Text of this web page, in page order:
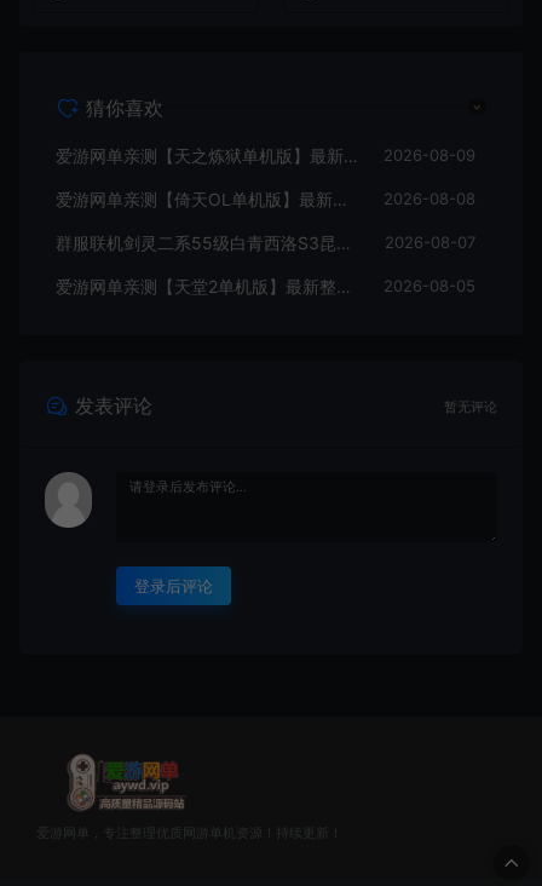
猜你喜欢
爱游网单亲测【天之炼狱单机版】最新整理怀旧无双炼狱端 带GM工具注册 GM权限命令发道具 视频安装教学 虚拟机一键端 2026-08-09
爱游网单亲测【倚天OL单机版】最新整理龙驹完善版 怀旧武侠网游单机 带GM工具可发物品装备 虚拟机一键端 视频安装教学 2026-08-08
群服联机剑灵二系55级白青西洛S3昆仑版 在线点券 每日礼包 复古玩法 2026-08-07
爱游网单亲测【天堂2单机版】最新整理水龙法利昂带假人商业端制作单机 内置多功能GM控制台 可发物品装备 虚拟机一键端 视频安装教学 2026-08-05
发表评论 暂无评论
登录后评论
爱游网单，专注整理优质网游单机资源！持续更新！